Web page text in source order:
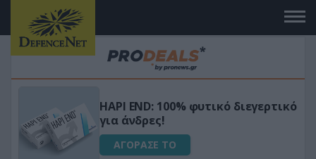
Μεταμόρφωσε τον κήπο σου με το
Ultra Box Μίνι Αλυσοπρίονο με
μπαταρία λιθίου
ΑΓΟΡΑΣΕ ΤΟ